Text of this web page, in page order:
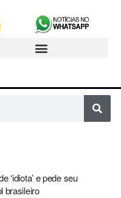
‘idiota’ e pede seu
brasileiro